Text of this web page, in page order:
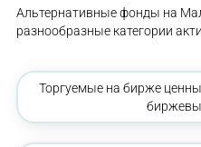
Альтернативные фонды на
разнообразные категории
Торгуемые на бирже